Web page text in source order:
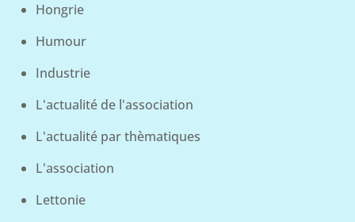
Hongrie
Humour
Industrie
L'actualité de l'association
L'actualité par thèmatiques
L'association
Lettonie